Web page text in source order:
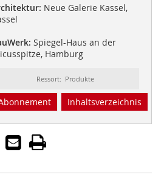
Neue Galerie Kassel,
Spiegel-Haus an der
Hamburg
Ressort: Produkte
Inhaltsverzeichnis